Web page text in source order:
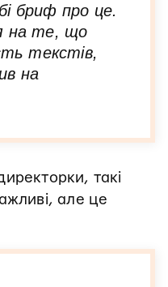
бриф про це.
на те, що
текстів,
на
такі
але це